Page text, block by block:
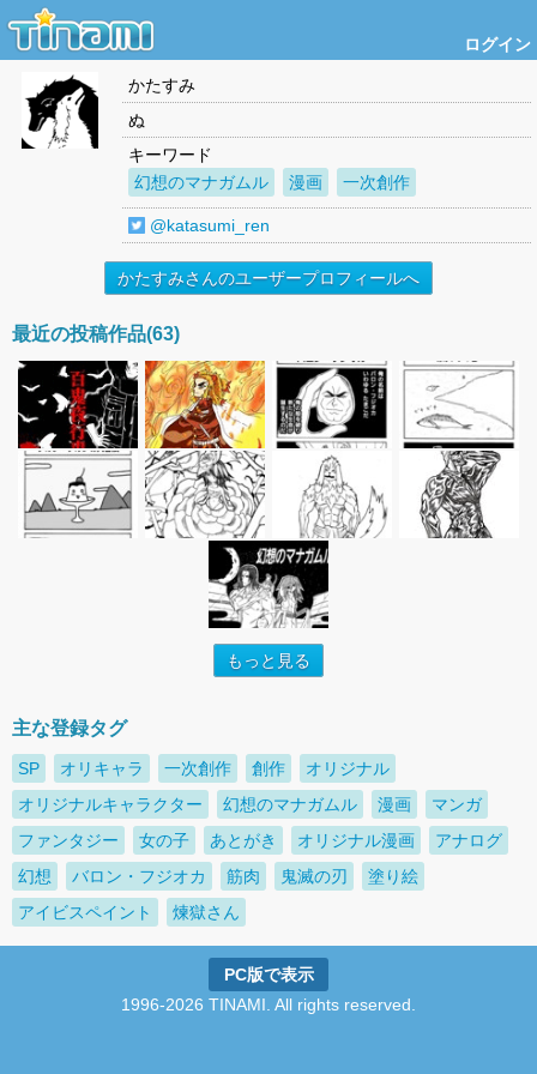
ログイン
かたすみ
ぬ
キーワード
幻想のマナガムル
漫画 一次創作
@katasumi_ren
かたすみさんのユーザープロフィールへ
最近の投稿作品(63)
もっと見る
主な登録タグ
SP オリキャラ 一次創作 創作
オリジナル
オリジナルキャラクター
幻想のマナガムル 漫画
マンガ
ファンタジー
女の子 あとがき オリジナル漫画
アナログ
幻想
バロン・フジオカ 筋肉 鬼滅の刃
塗り絵
アイビスペイント
煉獄さん
PC版で表示
1996-2026 TINAMI. All rights reserved.